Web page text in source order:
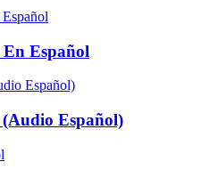
Español
Español)